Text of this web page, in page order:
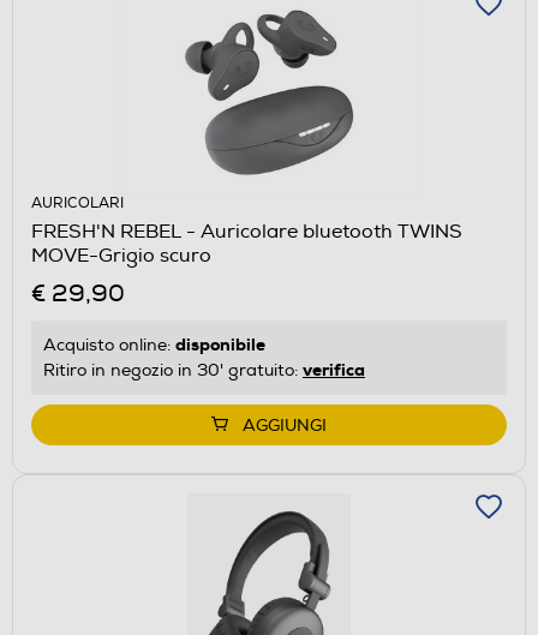
AURICOLARI
FRESH'N REBEL - Auricolare bluetooth TWINS
MOVE-Grigio scuro
€ 29,90
Acquisto online: disponibile
Ritiro in negozio in 30' gratuito: verifica
AGGIUNGI